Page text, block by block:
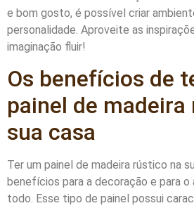
e bom gosto, é possível criar
personalidade. Aproveite as
imaginação fluir!
Os benefícios de
painel de
sua casa
Ter um painel de madeira rústico na
benefícios para a decoração e para
todo. Esse tipo de painel possui